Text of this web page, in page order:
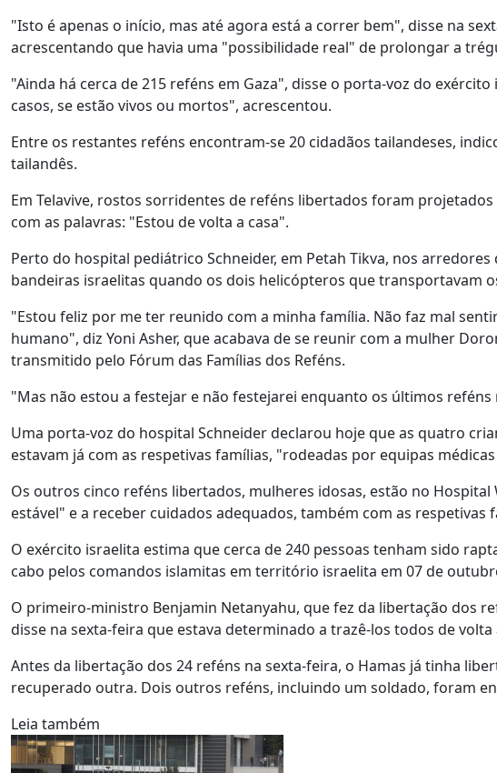
"Isto é apenas o início, mas até agora está a correr bem", disse na
acrescentando que havia uma "possibilidade real" de prolongar a
"Ainda há cerca de 215 reféns em Gaza", disse o porta-voz do
casos, se estão vivos ou mortos", acrescentou.
Entre os restantes reféns encontram-se 20 cidadãos tailandeses,
tailandês.
Em Telavive, rostos sorridentes de reféns libertados foram
com as palavras: "Estou de volta a casa".
Perto do hospital pediátrico Schneider, em Petah Tikva, nos
bandeiras israelitas quando os dois helicópteros que transportavam
"Estou feliz por me ter reunido com a minha família. Não faz mal
humano", diz Yoni Asher, que acabava de se reunir com a mulher
transmitido pelo Fórum das Famílias dos Reféns.
"Mas não estou a festejar e não festejarei enquanto os últimos reféns
Uma porta-voz do hospital Schneider declarou hoje que as quatro
estavam já com as respetivas famílias, "rodeadas por equipas
Os outros cinco reféns libertados, mulheres idosas, estão no
estável" e a receber cuidados adequados, também com as
O exército israelita estima que cerca de 240 pessoas tenham sido
cabo pelos comandos islamitas em território israelita em 07 de
O primeiro-ministro Benjamin Netanyahu, que fez da libertação dos
disse na sexta-feira que estava determinado a trazê-los todos de volta
Antes da libertação dos 24 reféns na sexta-feira, o Hamas já tinha
recuperado outra. Dois outros reféns, incluindo um soldado, foram
Leia também